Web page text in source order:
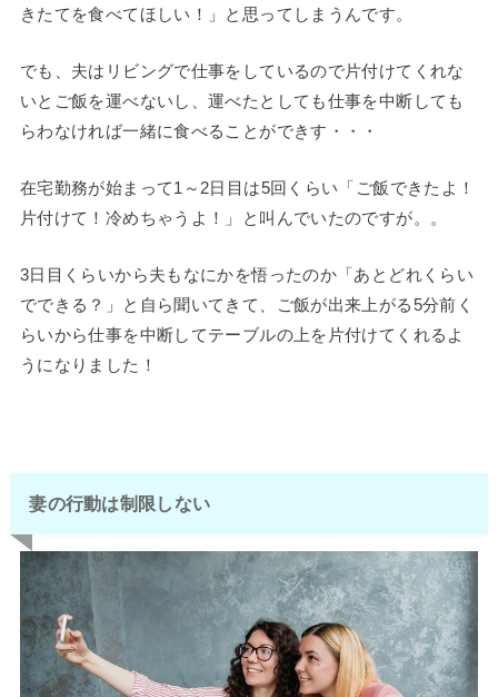
きたてを食べてほしい！」と思ってしまうんです。
でも、夫はリビングで仕事をしているので片付けてくれな
いとご飯を運べないし、運べたとしても仕事を中断しても
らわなければ一緒に食べることができす・・・
在宅勤務が始まって1～2日目は5回くらい「ご飯できたよ！
片付けて！冷めちゃうよ！」と叫んでいたのですが。。
3日目くらいから夫もなにかを悟ったのか「あとどれくらい
でできる？」と自ら聞いてきて、ご飯が出来上がる5分前く
らいから仕事を中断してテーブルの上を片付けてくれるよ
うになりました！
妻の行動は制限しない